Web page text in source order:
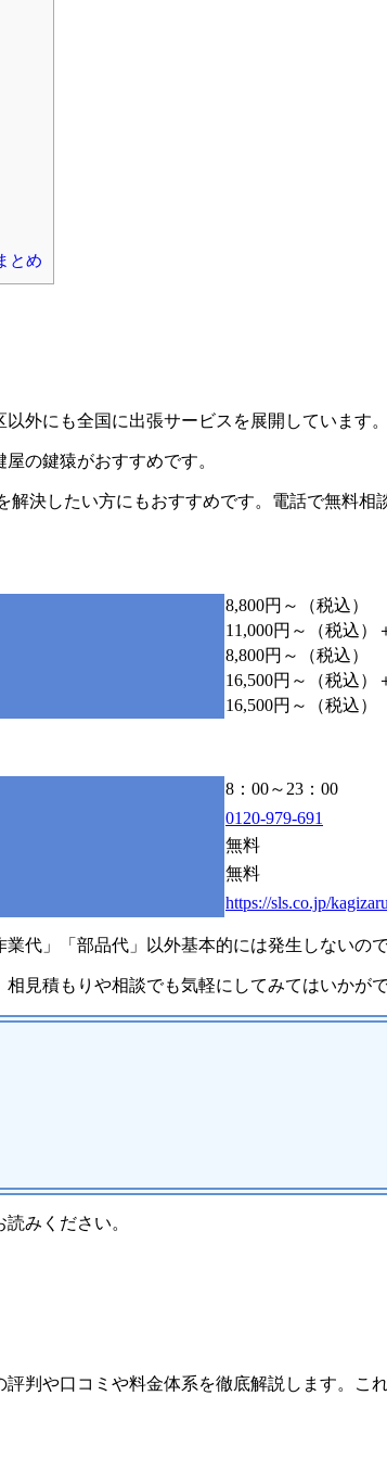
とめ
外にも全国に出張サービスを展開しています
の鍵猿がおすすめです。
解決したい方にもおすすめです。電話で無料
8,800円～（税込）
11,000円～（税込）
8,800円～（税込）
16,500円～（税込）
16,500円～（税込）
8：00～23：00
0120-979-691
無料
無料
https://sls.co.jp/
代」「部品代」以外基本的には発生しないの
見積もりや相談でも気軽にしてみてはいかがで
みください。
判や口コミや料金体系を徹底解説します。こ